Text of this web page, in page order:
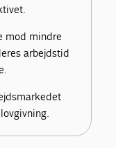
mod mindre
arbejdstid